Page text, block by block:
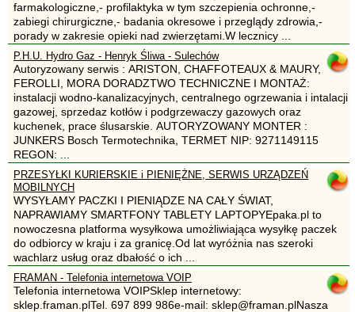
farmakologiczne,- profilaktyka w tym szczepienia ochronne,-
zabiegi chirurgiczne,- badania okresowe i przeglądy zdrowia,-
P.H.U. Hydro Gaz - Henryk Śliwa - Sulechów
Autoryzowany serwis : ARISTON, CHAFFOTEAUX & MAURY,
FEROLLI, MORA DORADZTWO TECHNICZNE I MONTAŻ:
instalacji wodno-kanalizacyjnych, centralnego ogrzewania i intalacji
gazowej, sprzedaz kotłów i podgrzewaczy gazowych oraz
kuchenek, prace ślusarskie. AUTORYZOWANY MONTER :
JUNKERS Bosch Termotechnika, TERMET NIP: 9271149115
PRZESYŁKI KURIERSKIE i PIENIĘŻNE, SERWIS URZĄDZEŃ
MOBILNYCH
WYSYŁAMY PACZKI I PIENIĄDZE NA CAŁY ŚWIAT,
NAPRAWIAMY SMARTFONY TABLETY LAPTOPYEpaka.pl to
nowoczesna platforma wysyłkowa umożliwiająca wysyłkę paczek
do odbiorcy w kraju i za granicę.Od lat wyróżnia nas szeroki
FRAMAN - Telefonia internetowa VOIP
Telefonia internetowa VOIPSklep internetowy:
sklep.framan.plTel. 697 899 986e-mail: sklep@framan.plNasza